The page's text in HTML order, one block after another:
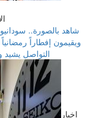
شاهد بالصورة..
ويقيمون إفطاراً
التواصل
اخبار